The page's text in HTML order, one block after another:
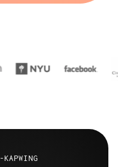
צוותים אמיתיים שיוצרים ב-KAPWING